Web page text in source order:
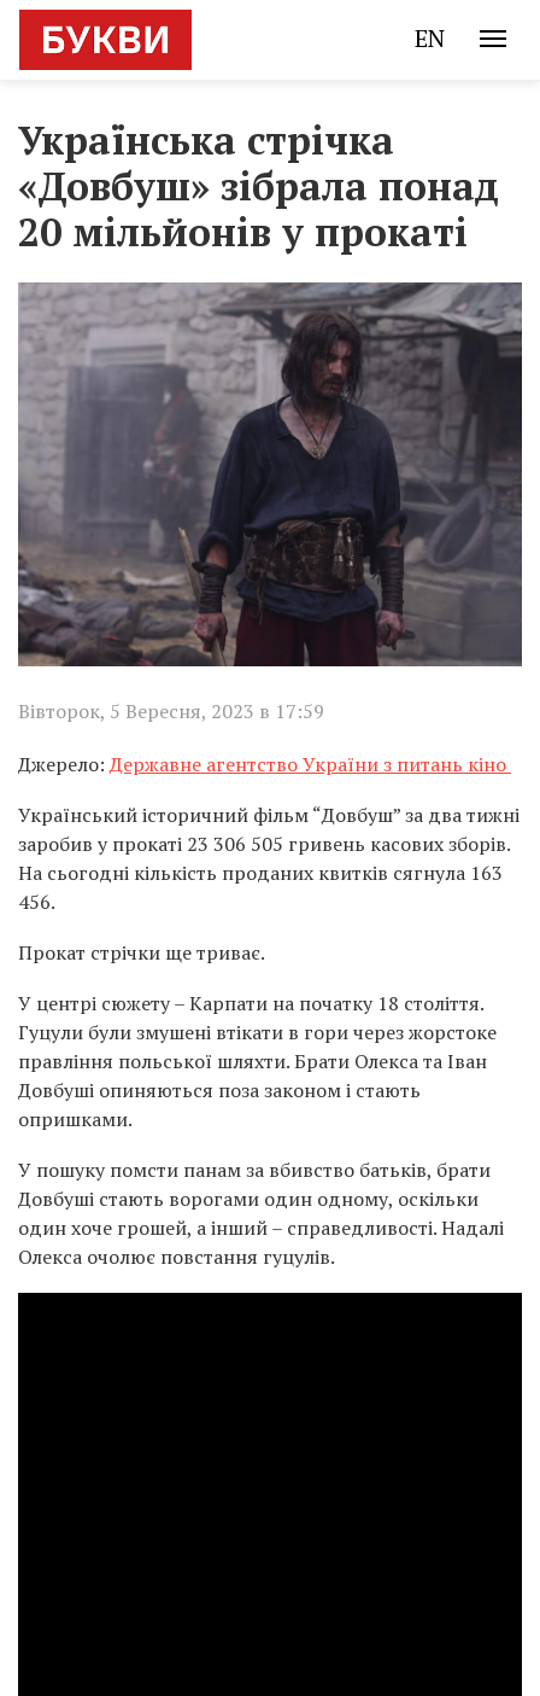
EN
Українська стрічка
«Довбуш» зібрала понад
20 мільйонів у прокаті
Вівторок, 5 Вересня, 2023 в 17:59
Джерело:Державне агентство України з питань кіно
Український історичний фільм “Довбуш” за два тижні
заробив у прокаті 23 306 505 гривень касових зборів.
На сьогодні кількість проданих квитків сягнула 163
456.
Прокат стрічки ще триває.
У центрі сюжету – Карпати на початку 18 століття.
Гуцули були змушені втікати в гори через жорстоке
правління польської шляхти. Брати Олекса та Іван
Довбуші опиняються поза законом і стають
опришками.
У пошуку помсти панам за вбивство батьків, брати
Довбуші стають ворогами один одному, оскільки
один хоче грошей, а інший – справедливості. Надалі
Олекса очолює повстання гуцулів.